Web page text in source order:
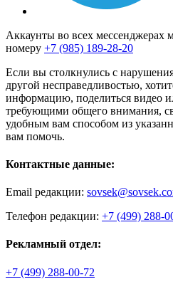
Аккаунты во всех мессенджерах
номеру +7 (985) 189-28-20
Если вы столкнулись с
другой несправедливостью,
информацию, поделиться видео
требующими общего внимания,
удобным вам способом из
вам помочь.
Контактные данные:
Email редакции:
Телефон редакции: +7 (499) 288-
Рекламный отдел:
+7 (499) 288-00-72